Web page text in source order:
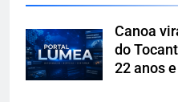
Canoa
do
22 anos